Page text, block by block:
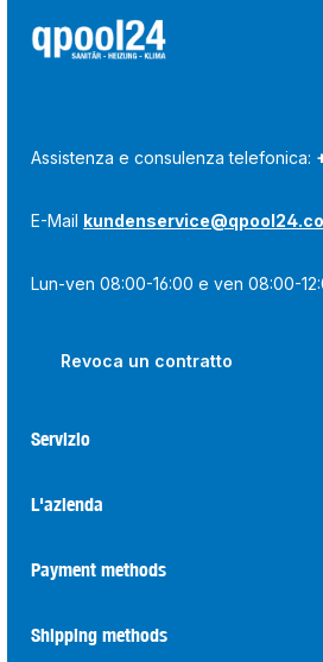
Assistenza e consulenza telefonica:
E-Mail
Lun-ven 08:00-16:00 e ven 08:00-
Revoca un contratto
Servizio
L'azienda
Payment methods
Shipping methods